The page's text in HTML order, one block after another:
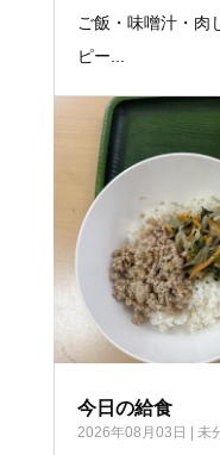
ご飯・味噌汁・肉
ピー...
今日の給食
2026年08月03日 未